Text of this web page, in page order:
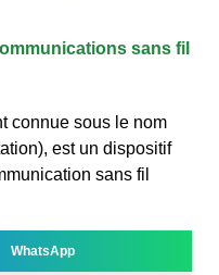
sans fil
connue sous le nom
est un dispositif
sans fil
WhatsApp